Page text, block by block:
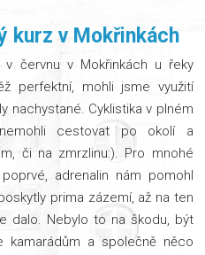
kurz v Mokřinkách
červnu v Mokřinkách u řeky
perfektní, mohli jsme využití
nachystané. Cyklistika v plném
cestovat po okolí a
či na zmrzlinu:). Pro mnohé
adrenalin nám pomohl
prima zázemí, až na ten
dalo. Nebylo to na škodu, být
kamarádům a společně něco